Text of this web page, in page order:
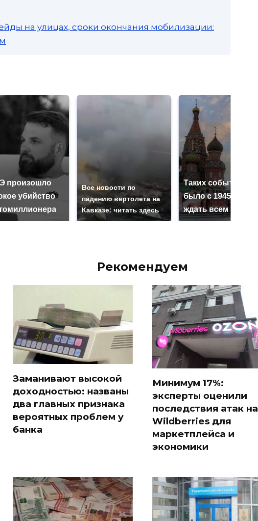
на улицах, сроки окончания мобилизации:
произошло
убийство
Все новости по
падению вертолета на
Кавказе: читать здесь
Таких событий не
было с 1945: чего
ждать всем нам?
Рекомендуем
Заманивают высокой
доходностью: названы
два главных признака
вероятных проблем у
банка
Минимум 17%:
эксперты оценили
последствия атак на
Wildberries для
маркетплейса и
экономики